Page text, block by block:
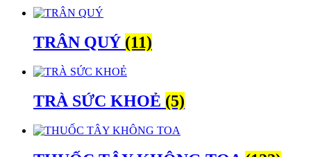
TRÂN QUÝ (11)
TRÀ SỨC KHOẺ (5)